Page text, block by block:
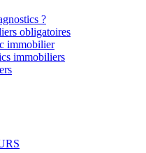
?
obligatoires
immobilier
immobiliers